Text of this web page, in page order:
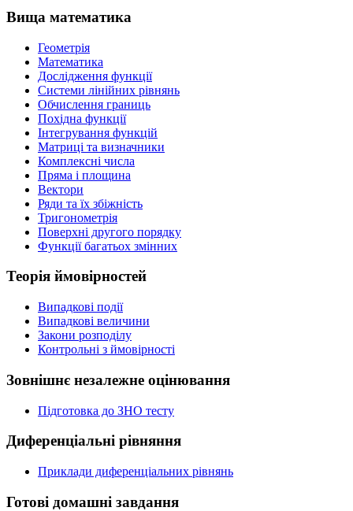
Вища математика
Геометрія
Математика
Дослідження функції
Системи лінійних рівнянь
Обчислення границь
Похідна функції
Інтегрування функцій
Матриці та визначники
Комплексні числа
Пряма і площина
Вектори
Ряди та їх збіжність
Тригонометрія
Поверхні другого порядку
Функції багатьох змінних
Теорія ймовірностей
Випадкові події
Випадкові величини
Закони розподілу
Контрольні з ймовірності
Зовнішнє незалежне оцінювання
Підготовка до ЗНО тесту
Диференціальні рівняння
Приклади диференціальних рівнянь
Готові домашні завдання